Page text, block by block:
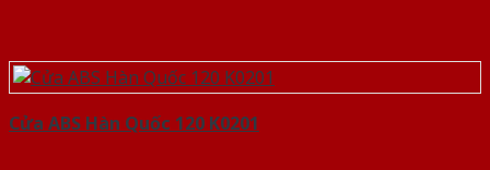
Cửa ABS Hàn Quốc 120 K0201